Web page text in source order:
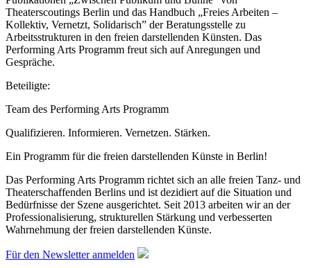
Theaterscoutings Berlin und das Handbuch „Freies Arbeiten –
Kollektiv, Vernetzt, Solidarisch” der Beratungsstelle zu
Arbeitsstrukturen in den freien darstellenden Künsten. Das
Performing Arts Programm freut sich auf Anregungen und
Gespräche.
Beteiligte:
Team des Performing Arts Programm
Qualifizieren. Informieren. Vernetzen. Stärken.
Ein Programm für die freien darstellenden Künste in Berlin!
Das Performing Arts Programm richtet sich an alle freien Tanz- und
Theaterschaffenden Berlins und ist dezidiert auf die Situation und
Bedürfnisse der Szene ausgerichtet. Seit 2013 arbeiten wir an der
Professionalisierung, strukturellen Stärkung und verbesserten
Wahrnehmung der freien darstellenden Künste.
Für den Newsletter anmelden